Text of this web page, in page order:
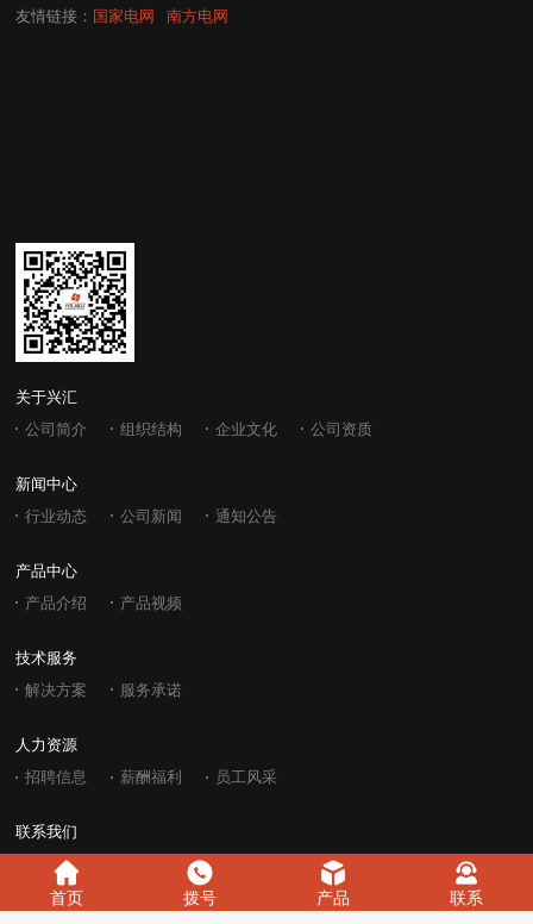
友情链接： 国家电网 ⠀南方电网
关于兴汇
公司简介 组织结构 企业文化 公司资质
新闻中心
行业动态 公司新闻 通知公告
产品中心
产品介绍 产品视频
技术服务
解决方案 服务承诺
人力资源
招聘信息 薪酬福利 员工风采
联系我们
西安兴汇电力科技有限公司 Copyright © 2004-2025陕ICP备15015175
首页 拨号 产品 联系